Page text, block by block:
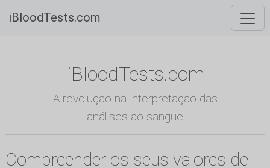
iBloodTests.com
iBloodTests.com
A revolução na interpretação das
análises ao sangue
Compreender os seus valores de